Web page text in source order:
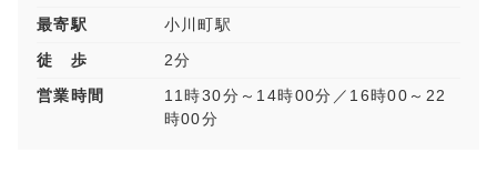
最寄駅
小川町駅
徒 歩
2分
営業時間
11時30分～14時00分／16時00～22
時00分